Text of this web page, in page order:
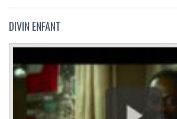
DIVIN ENFANT